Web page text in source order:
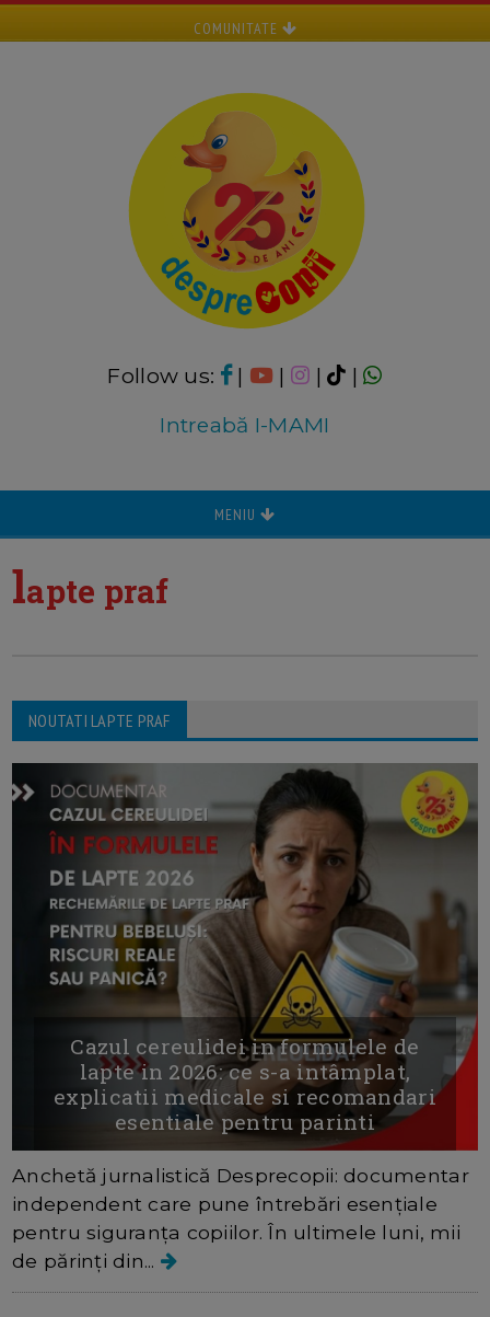
COMUNITATE
Follow us: | | |
|
Intreabă I-MAMI
MENIU
lapte praf
NOUTATI LAPTE PRAF
Cazul cereulidei in formulele de
lapte in 2026: ce s-a intâmplat,
explicatii medicale si recomandari
esentiale pentru parinti
Anchetă jurnalistică Desprecopii: documentar
independent care pune întrebări esențiale
pentru siguranța copiilor. În ultimele luni, mii
de părinți din...